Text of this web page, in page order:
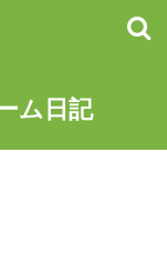
ム日記